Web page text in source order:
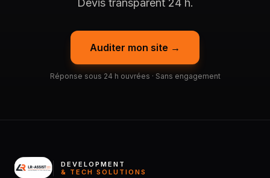
Devis transparent 24 h.
Auditer mon site →
Réponse sous 24 h ouvrées · Sans engagement
DEVELOPMENT
& TECH SOLUTIONS